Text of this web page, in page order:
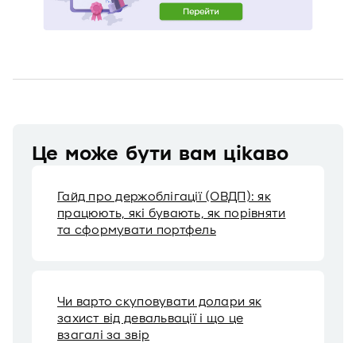
Це може бути вам цікаво
Гайд про держоблігації (ОВДП): як
працюють, які бувають, як порівняти
та сформувати портфель
Чи варто скуповувати долари як
захист від девальвації і що це
взагалі за звір